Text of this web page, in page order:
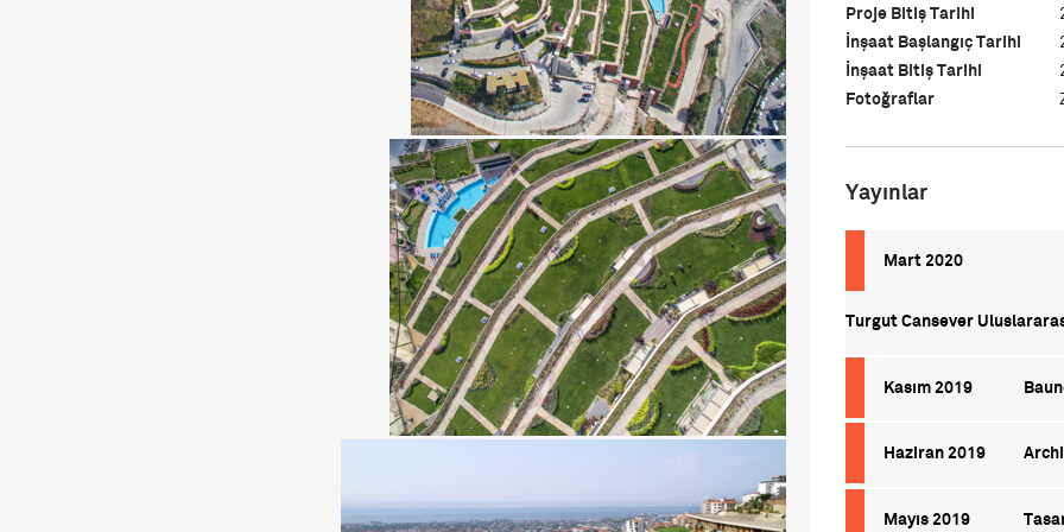
Proje Bitiş Tarihi
İnşaat Başlangıç Tarihi
İnşaat Bitiş Tarihi
Fotoğraflar
Yayınlar
Mart 2020
Turgut Cansever
Kasım 2019
Haziran 2019
Mayıs 2019